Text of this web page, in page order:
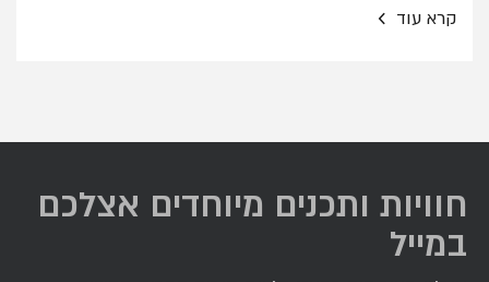
קרא עוד ›
חוויות ותכנים מיוחדים אצלכם
במייל